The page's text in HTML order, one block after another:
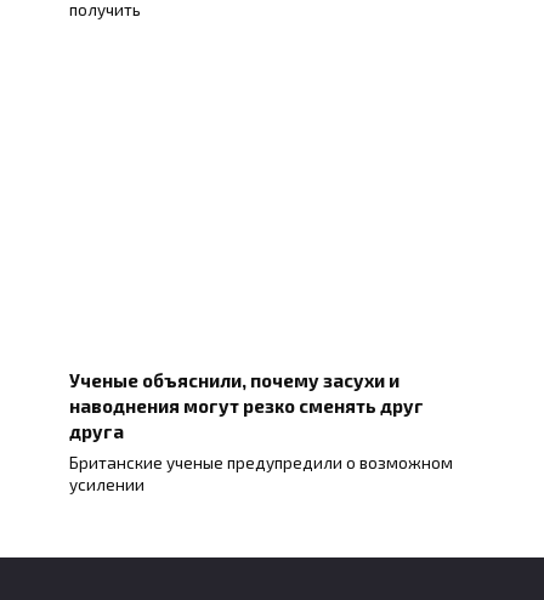
получить
Ученые объяснили, почему засухи и
наводнения могут резко сменять друг
друга
Британские ученые предупредили о возможном
усилении